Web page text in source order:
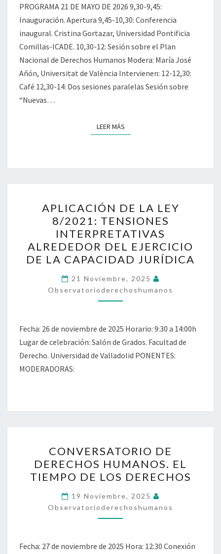
PROGRAMA 21 DE MAYO DE 2026 9,30-9,45:
Inauguración. Apertura 9,45-10,30: Conferencia
inaugural. Cristina Gortazar, Universidad Pontificia
Comillas-ICADE. 10,30-12: Sesión sobre el Plan
Nacional de Derechos Humanos Modera: María José
Añón, Universitat de València Intervienen: 12-12,30:
Café 12,30-14: Dos sesiones paralelas Sesión sobre
“Nuevas…
LEER MÁSLEER MÁS
DE
LA
LEY
8/2021:
TENSIONES
INTERPRETATIVAS
ALREDEDOR
DEL
DE
LA
CAPACIDAD
APLICACIÓN DE LA LEY
8/2021: TENSIONES
INTERPRETATIVAS
ALREDEDOR DEL EJERCICIO
DE LA CAPACIDAD JURÍDICA
21 Noviembre, 2025
Observatorioderechoshumanos
Fecha: 26 de noviembre de 2025 Horario: 9:30 a 14:00h
Lugar de celebración: Salón de Grados. Facultad de
Derecho. Universidad de Valladolid PONENTES:
MODERADORAS:
DE
DERECHOS
HUMANOS.
EL
TIEMPO
DE
DERECHOS
CONVERSATORIO DE
DERECHOS HUMANOS. EL
TIEMPO DE LOS DERECHOS
19 Noviembre, 2025
Observatorioderechoshumanos
Fecha: 27 de noviembre de 2025 Hora: 12:30 Conexión